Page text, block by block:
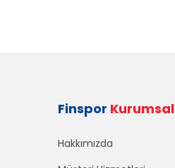
Finspor Kurumsal
Hakkımızda